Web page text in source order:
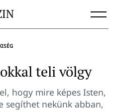
teli völgy
hogy mire képes Isten,
segíthet nekünk abban,